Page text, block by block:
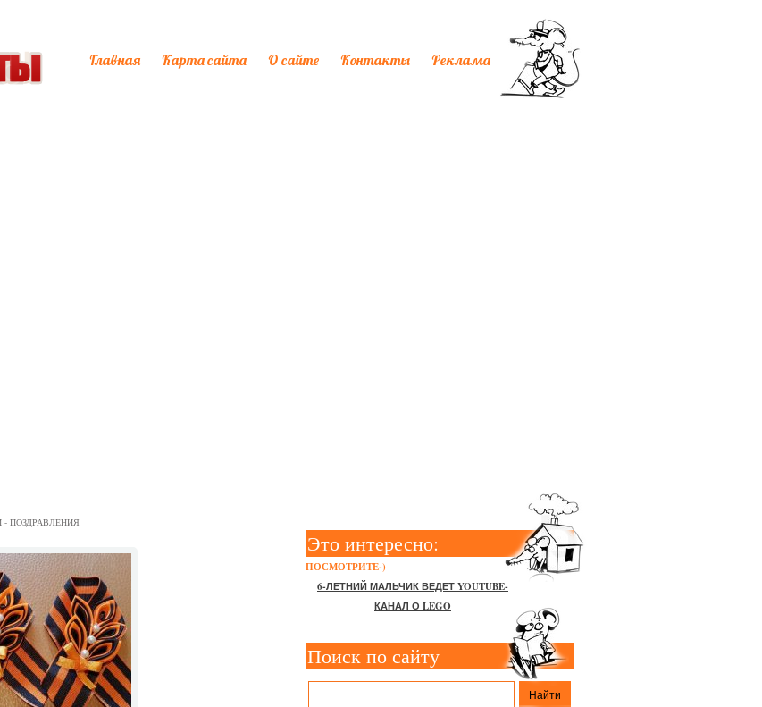
Главная Карта сайта О сайте Контакты Реклама
ПОЗДРАВЛЕНИЯ
Это интересно:
ПОСМОТРИТЕ-)
6-ЛЕТНИЙ МАЛЬЧИК ВЕДЕТ YOUTUBE-
КАНАЛ О LEGO
Поиск по сайту